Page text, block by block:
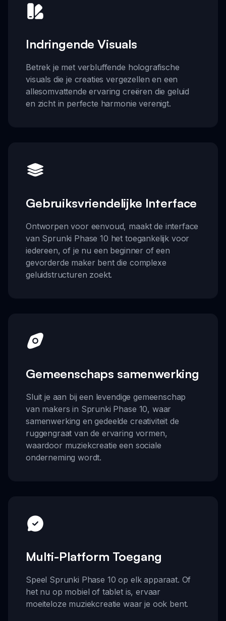
Indringende Visuals
Betrek je met verbluffende holografische
visuals die je creaties vergezellen en een
allesomvattende ervaring creëren die geluid
en zicht in perfecte harmonie verenigt.
Gebruiksvriendelijke Interface
Ontworpen voor eenvoud, maakt de interface
van Sprunki Phase 10 het toegankelijk voor
iedereen, of je nu een beginner of een
gevorderde maker bent die complexe
geluidstructuren zoekt.
Gemeenschaps samenwerking
Sluit je aan bij een levendige gemeenschap
van makers in Sprunki Phase 10, waar
samenwerking en gedeelde creativiteit de
ruggengraat van de ervaring vormen,
waardoor muziekcreatie een sociale
onderneming wordt.
Multi-Platform Toegang
Speel Sprunki Phase 10 op elk apparaat. Of
het nu op mobiel of tablet is, ervaar
moeiteloze muziekcreatie waar je ook bent.